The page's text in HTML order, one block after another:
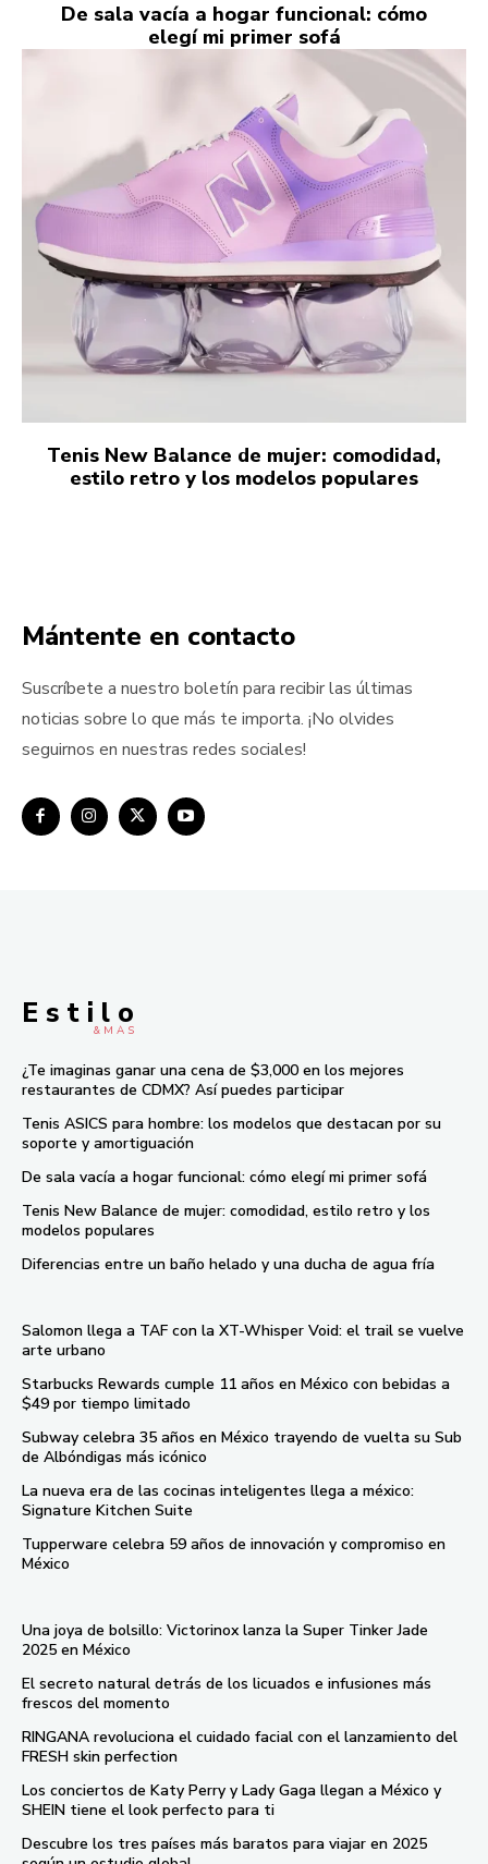
De sala vacía a hogar funcional: cómo
elegí mi primer sofá
Tenis New Balance de mujer: comodidad,
estilo retro y los modelos populares
Mántente en contacto
Suscríbete a nuestro boletín para recibir las últimas
noticias sobre lo que más te importa. ¡No olvides
seguirnos en nuestras redes sociales!
E s t i l o
& M À S
¿Te imaginas ganar una cena de $3,000 en los mejores
restaurantes de CDMX? Así puedes participar
Tenis ASICS para hombre: los modelos que destacan por su
soporte y amortiguación
De sala vacía a hogar funcional: cómo elegí mi primer sofá
Tenis New Balance de mujer: comodidad, estilo retro y los
modelos populares
Diferencias entre un baño helado y una ducha de agua fría
Salomon llega a TAF con la XT-Whisper Void: el trail se vuelve
arte urbano
Starbucks Rewards cumple 11 años en México con bebidas a
$49 por tiempo limitado
Subway celebra 35 años en México trayendo de vuelta su Sub
de Albóndigas más icónico
La nueva era de las cocinas inteligentes llega a méxico:
Signature Kitchen Suite
Tupperware celebra 59 años de innovación y compromiso en
México
Una joya de bolsillo: Victorinox lanza la Super Tinker Jade
2025 en México
El secreto natural detrás de los licuados e infusiones más
frescos del momento
RINGANA revoluciona el cuidado facial con el lanzamiento del
FRESH skin perfection
Los conciertos de Katy Perry y Lady Gaga llegan a México y
SHEIN tiene el look perfecto para ti
Descubre los tres países más baratos para viajar en 2025